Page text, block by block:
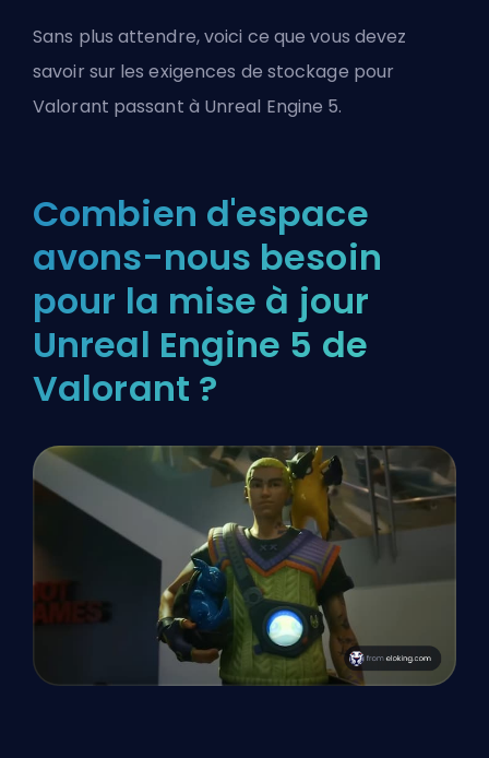
Sans plus attendre, voici ce que vous devez
savoir sur les exigences de stockage pour
Valorant passant à Unreal Engine 5.
Combien d'espace
avons-nous besoin
pour la mise à jour
Unreal Engine 5 de
Valorant ?